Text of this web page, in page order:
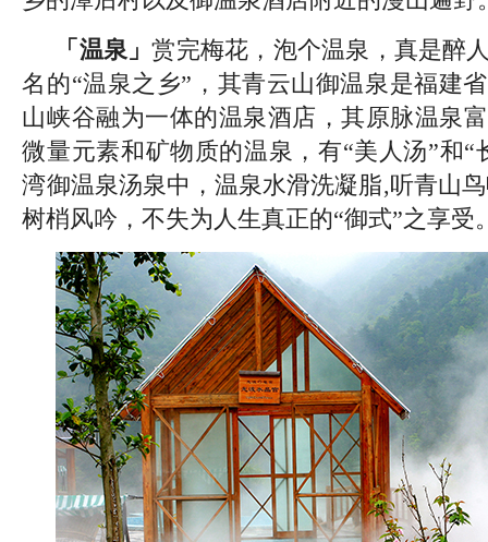
「温泉」赏完梅花，泡个温泉，真是醉
名的“温泉之乡”，其青云山御温泉是福建
山峡谷融为一体的温泉酒店，其原脉温泉
微量元素和矿物质的温泉，有“美人汤”和“
湾御温泉汤泉中，温泉水滑洗凝脂,听青山
树梢风吟，不失为人生真正的“御式”之享受